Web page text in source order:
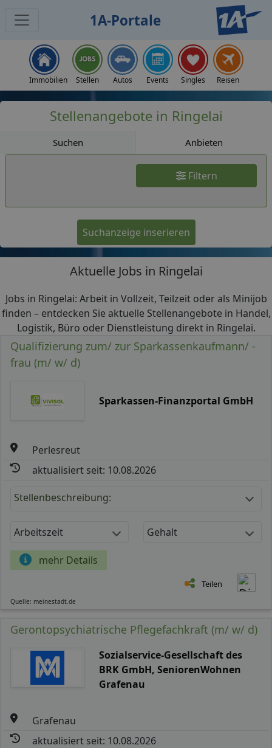
1A-Portale
Immobilien Stellen Autos Events Singles Reisen
Stellenangebote in Ringelai
Suchen Anbieten
Filtern
Suchanzeige inserieren
Aktuelle Jobs in Ringelai
Jobs in Ringelai: Arbeit in Vollzeit, Teilzeit oder als Minijob
finden – entdecken Sie aktuelle Stellenangebote in Handel,
Logistik, Büro oder Dienstleistung direkt in Ringelai.
Qualifizierung zum/ zur Sparkassenkaufmann/ -
frau (m/ w/ d)
Sparkassen-Finanzportal GmbH
Perlesreut
aktualisiert seit: 10.08.2026
Stellenbeschreibung:
Arbeitszeit Gehalt
mehr Details
Teilen
Quelle: meinestadt.de
Gerontopsychiatrische Pflegefachkraft (m/ w/ d)
Sozialservice-Gesellschaft des
BRK GmbH, SeniorenWohnen
Grafenau
Grafenau
aktualisiert seit: 10.08.2026